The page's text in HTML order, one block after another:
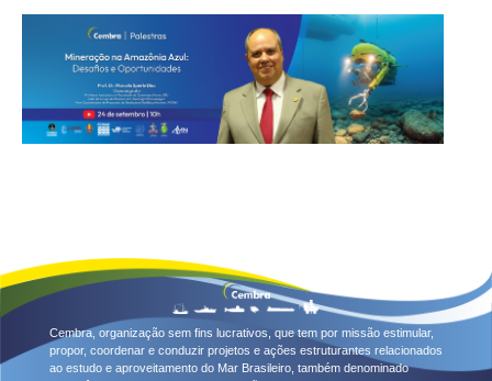
Cembra, organização sem fins lucrativos, que tem por missão estimular,
propor, coordenar e conduzir projetos e ações estruturantes relacionados
ao estudo e aproveitamento do Mar Brasileiro, também denominado